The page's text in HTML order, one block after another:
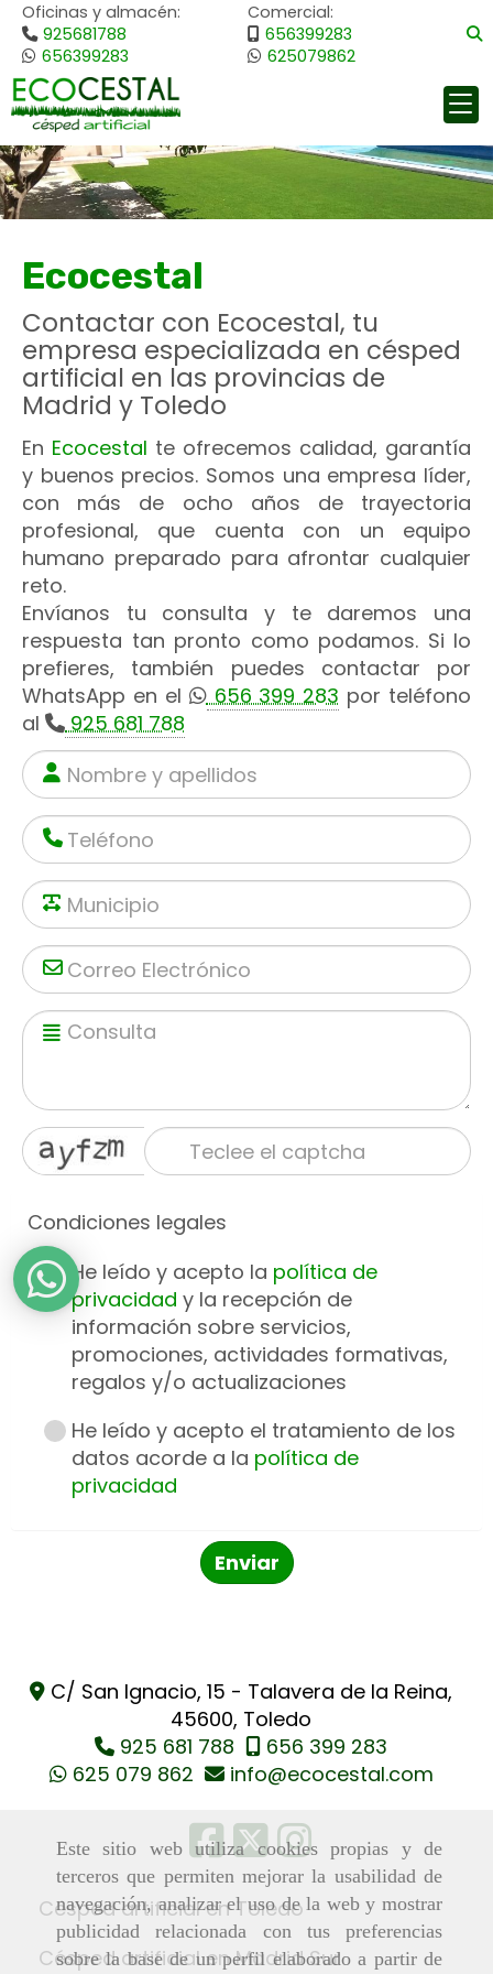
Este sitio web utiliza cookies propias y de
terceros que permiten mejorar la usabilidad de
navegación, analizar el uso de la web y mostrar
publicidad relacionada con tus preferencias
sobre la base de un perfil elaborado a partir de
Oficinas y almacén:
925681788
656399283
Comercial:
656399283
625079862
Ecocestal
Contactar con Ecocestal, tu
empresa especializada en césped
artificial en las provincias de
Madrid y Toledo
En Ecocestal te ofrecemos calidad, garantía
y buenos precios. Somos una empresa líder,
con más de ocho años de trayectoria
profesional, que cuenta con un equipo
humano preparado para afrontar cualquier
reto.
Envíanos tu consulta y te daremos una
respuesta tan pronto como podamos. Si lo
prefieres, también puedes contactar por
WhatsApp en el
656 399 283 por teléfono
al
925 681 788
Condiciones legales
He leído y acepto la política de
privacidad y la recepción de
información sobre servicios,
promociones, actividades formativas,
regalos y/o actualizaciones
He leído y acepto el tratamiento de los
datos acorde a la política de
privacidad
Enviar
C/ San Ignacio, 15 - Talavera de la Reina,
45600, Toledo
925 681 788
656 399 283
625 079 862
info ecocestal.com
Césped artificial en Toledo
Césped artificial en Madrid Sur